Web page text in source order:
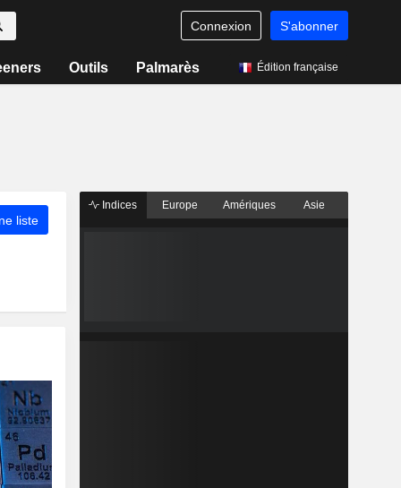
Connexion S'abonner
Outils Palmarès Édition française
liste
Indices Europe Amériques Asie